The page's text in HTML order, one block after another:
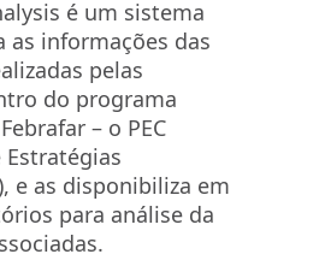
é um sistema
as informações das
pelas
do programa
– o PEC
e as disponibiliza em
para análise da